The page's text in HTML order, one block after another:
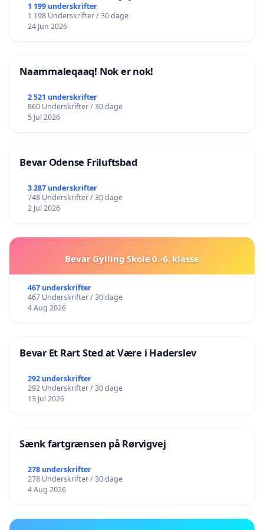
lokalområde i balance
1 199 underskrifter
1 198 Underskrifter / 30 dage
24 Jun 2026
Naammaleqaaq! Nok er nok!
2 521 underskrifter
860 Underskrifter / 30 dage
5 Jul 2026
Bevar Odense Friluftsbad
3 287 underskrifter
748 Underskrifter / 30 dage
2 Jul 2026
Bevar Gylling Skole 0.-6. klasse
467 underskrifter
467 Underskrifter / 30 dage
4 Aug 2026
Bevar Et Rart Sted at Være i Haderslev
292 underskrifter
292 Underskrifter / 30 dage
13 Jul 2026
Sænk fartgrænsen på Rørvigvej
278 underskrifter
278 Underskrifter / 30 dage
4 Aug 2026